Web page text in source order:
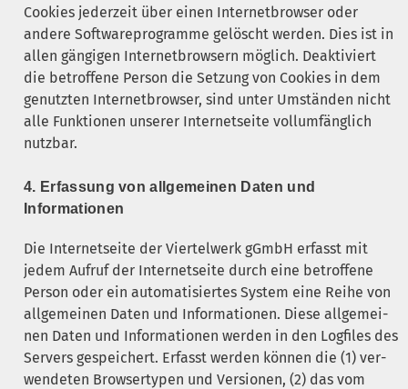
Coo­kies jeder­zeit über einen Inter­net­brow­ser oder
ande­re Soft­ware­pro­gram­me gelöscht wer­den. Dies ist in
allen gän­gi­gen Inter­net­brow­sern mög­lich. Deak­ti­viert
die betrof­fe­ne Per­son die Set­zung von Coo­kies in dem
genutz­ten Inter­net­brow­ser, sind unter Umstän­den nicht
alle Funk­tio­nen unse­rer Inter­net­sei­te voll­um­fäng­lich
nutzbar.
4. Erfas­sung von all­ge­mei­nen Daten und
Informationen
Die Inter­net­sei­te der Vier­tel­werk gGmbH erfasst mit
jedem Auf­ruf der Inter­net­sei­te durch eine betrof­fe­ne
Per­son oder ein auto­ma­ti­sier­tes Sys­tem eine Rei­he von
all­ge­mei­nen Daten und Infor­ma­tio­nen. Die­se all­ge­mei­
nen Daten und Infor­ma­tio­nen wer­den in den Log­files des
Ser­vers gespei­chert. Erfasst wer­den kön­nen die (1) ver­
wen­de­ten Brow­ser­ty­pen und Ver­sio­nen, (2) das vom